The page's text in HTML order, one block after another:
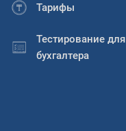
Тарифы
Тестирование для
бухгалтера